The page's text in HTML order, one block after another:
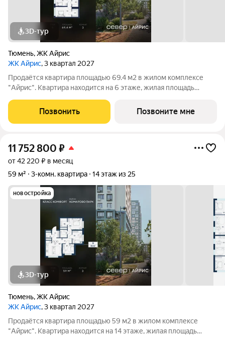
3D-тур
Тюмень,ЖК Айрис
ЖК Айрис, 3 квартал 2027
Продаётся квартира площадью 69.4 м2 в жилом комплексе
"Айрис". Квартира находится на 6 этаже, жилая площадь
особенностей планировки изолированные комнаты с окнами
на одну сторону, 1
Позвонить Позвоните мне
11 752 800 ₽
от 42 220 ₽ в месяц
59 м²
3-комн. квартира 14 этаж из 25
новостройка
3D-тур
Тюмень,ЖК Айрис
ЖК Айрис, 3 квартал 2027
Продаётся квартира площадью 59 м2 в жилом комплексе
"Айрис". Квартира находится на 14 этаже, жилая площадь